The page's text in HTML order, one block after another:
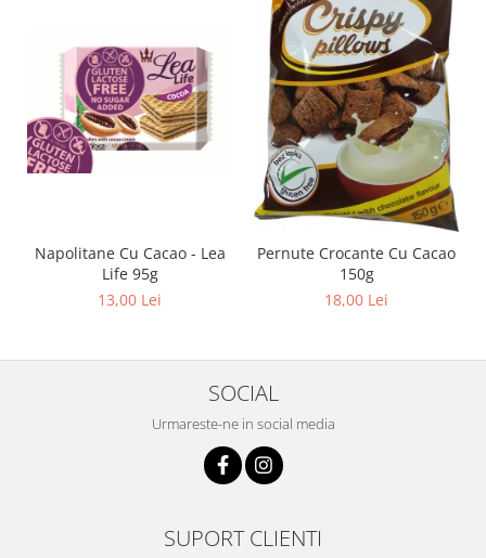
Napolitane Cu Cacao - Lea
Life 95g
13,00 Lei
Pernute Crocante Cu Cacao
150g
18,00 Lei
SOCIAL
Urmareste-ne in social media
SUPORT CLIENTI